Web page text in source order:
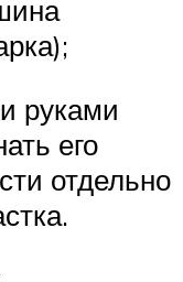
руками
его
отдельно